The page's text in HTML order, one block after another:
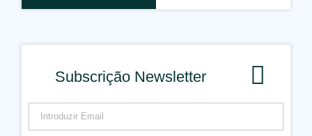
Subscrição Newsletter